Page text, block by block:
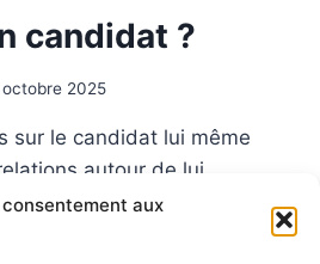
aux
candidat ?
octobre 2025
sur le candidat lui même
autour de lui
je pense que bcp au #PS
fait qu’il cherche à